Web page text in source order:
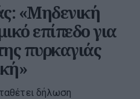
«Μηδενική
επίπεδο για
πυρκαγιάς
δήλωση